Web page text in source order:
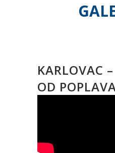
KARLOVAC
OD